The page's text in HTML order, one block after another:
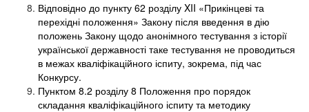
Відповідно до пункту 62 розділу XII «Прикінцеві та
перехідні положення» Закону після введення в дію
положень Закону щодо анонімного тестування з історії
української державності таке тестування не проводиться
в межах кваліфікаційного іспиту, зокрема, під час
Конкурсу.
Пунктом 8.2 розділу 8 Положення про порядок
складання кваліфікаційного іспиту та методику